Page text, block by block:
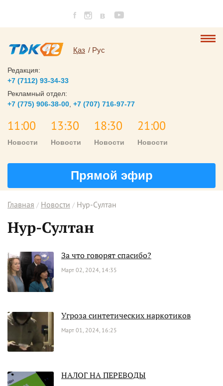
Қаз Рус
Редакция:
+7 (7112) 93-34-33
Рекламный отдел:
+7 (775) 906-38-00 +7 (707) 716-97-77
11:00
Новости
13:30
Новости
18:30
Новости
21:00
Новости
Прямой эфир
Главная Новости Нур-Султан
Нур-Султан
За что говорят спасибо?
Март 02, 2024, 14:35
Угроза синтетических наркотиков
Март 01, 2024, 16:25
НАЛОГ НА ПЕРЕВОДЫ